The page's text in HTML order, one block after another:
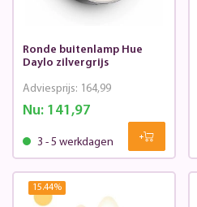
Ronde buitenlamp Hue
Daylo zilvergrijs
Nu:141,97
Adviesprijs: 164,99
3 - 5 werkdagen
15.44%